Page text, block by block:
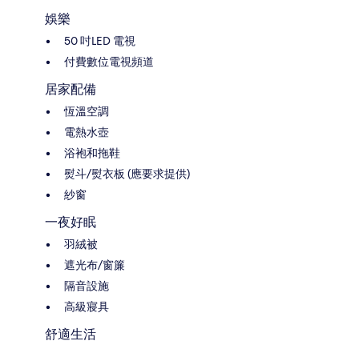
娛樂
50 吋LED 電視
付費數位電視頻道
居家配備
恆溫空調
電熱水壺
浴袍和拖鞋
熨斗/熨衣板 (應要求提供)
紗窗
一夜好眠
羽絨被
遮光布/窗簾
隔音設施
高級寢具
舒適生活